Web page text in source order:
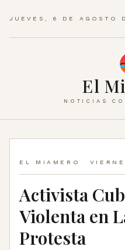
JUEVES, 6 DE AGOSTO
El
NOTICIAS
EL MIAMERO
Activista
Violenta en
Protesta